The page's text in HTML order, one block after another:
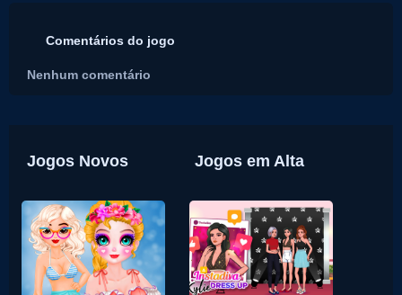
Comentários do jogo
Nenhum comentário
Jogos Novos Jogos em Alta